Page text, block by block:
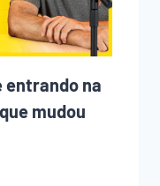
entrando na
mudou